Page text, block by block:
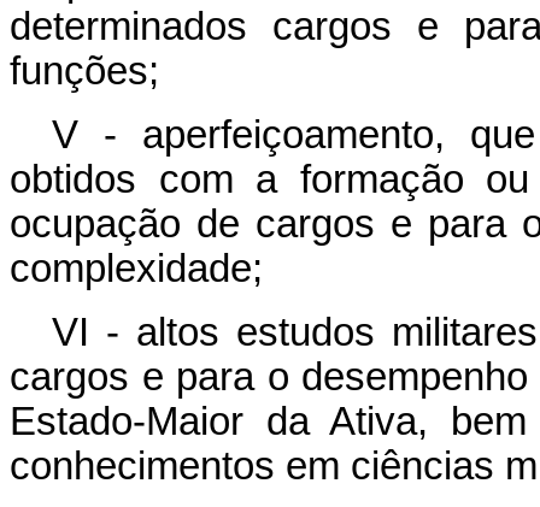
determinados cargos e
funções;
V - aperfeiçoamento,
obtidos com a formação
ocupação de cargos e para
complexidade;
VI - altos estudos
cargos e para o
Estado-Maior da Ativa,
conhecimentos em ciências